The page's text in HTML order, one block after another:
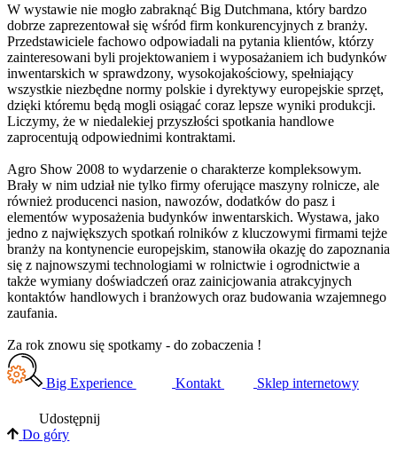
W wystawie nie mogło zabraknąć Big Dutchmana, który bardzo
dobrze zaprezentował się wśród firm konkurencyjnych z branży.
Przedstawiciele fachowo odpowiadali na pytania klientów, którzy
zainteresowani byli projektowaniem i wyposażaniem ich budynków
inwentarskich w sprawdzony, wysokojakościowy, spełniający
wszystkie niezbędne normy polskie i dyrektywy europejskie sprzęt,
dzięki któremu będą mogli osiągać coraz lepsze wyniki produkcji.
Liczymy, że w niedalekiej przyszłości spotkania handlowe
zaprocentują odpowiednimi kontraktami.
Agro Show 2008 to wydarzenie o charakterze kompleksowym.
Brały w nim udział nie tylko firmy oferujące maszyny rolnicze, ale
również producenci nasion, nawozów, dodatków do pasz i
elementów wyposażenia budynków inwentarskich. Wystawa, jako
jedno z największych spotkań rolników z kluczowymi firmami tejże
branży na kontynencie europejskim, stanowiła okazję do zapoznania
się z najnowszymi technologiami w rolnictwie i ogrodnictwie a
także wymiany doświadczeń oraz zainicjowania atrakcyjnych
kontaktów handlowych i branżowych oraz budowania wzajemnego
zaufania.
Za rok znowu się spotkamy - do zobaczenia !
Big Experience Kontakt Sklep internetowy
Udostępnij
Do góry